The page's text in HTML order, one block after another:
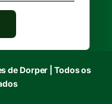
de Dorper | Todos os